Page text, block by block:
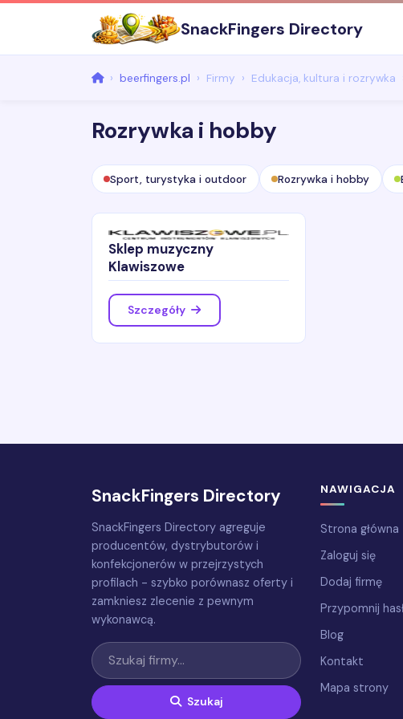
SnackFingers Directory
beerfingers.pl Firmy Edukacja, kultura i rozrywka
Rozrywka i hobby
Sport, turystyka i outdoor Rozrywka i hobby
Sklep muzyczny
Klawiszowe
Szczegóły
SnackFingers Directory
SnackFingers Directory agreguje
producentów, dystrybutorów i
konfekcjonerów w przejrzystych
profilach - szybko porównasz oferty i
zamkniesz zlecenie z pewnym
wykonawcą.
Szukaj
NAWIGACJA
Strona główna
Zaloguj się
Dodaj firmę
Przypomnij
Blog
Kontakt
Mapa strony